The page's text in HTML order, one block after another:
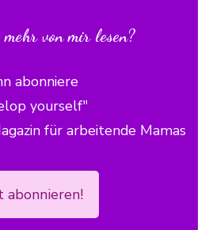
mehr von mir lesen?
abonniere
yourself"
für arbeitende Mamas
abonnieren!